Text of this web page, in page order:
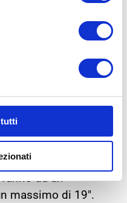
confort e
velocità. Il suo
lo rendono
stradale. Il
per ridurre la
rotolamento (minori
stato prodotto in
da un
massimo di 19″.